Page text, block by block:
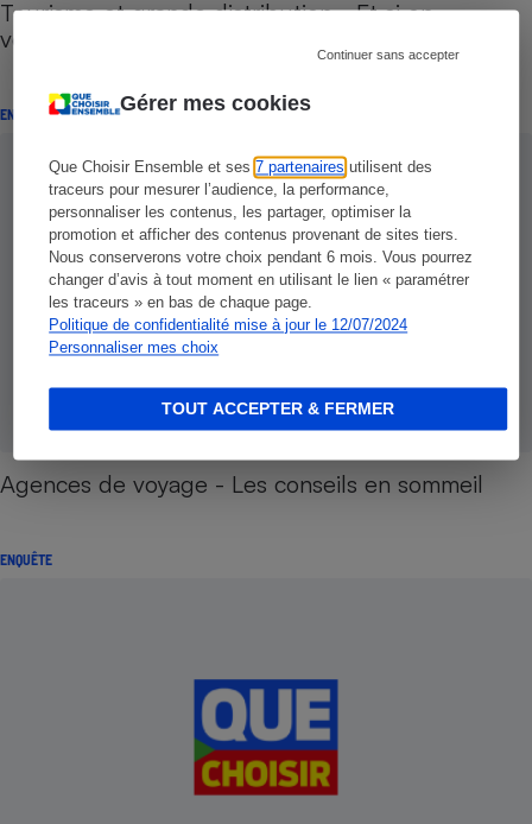
Gérer mes cookies
Que Choisir Ensemble et ses7 partenaires utilisent des
traceurs pour mesurer l’audience, la performance,
personnaliser les contenus, les partager, optimiser la
promotion et afficher des contenus provenant de sites tiers.
Nous conserverons votre choix pendant 6 mois. Vous pourrez
changer d’avis à tout moment en utilisant le lien « paramétrer
les traceurs » en bas de chaque page.
Politique de confidentialité mise à jour le 12/07/2024
Personnaliser mes choix
Continuer sans accepter
TOUT ACCEPTER & FERMER
Tourisme et grande distribution - Et si on
voyageait “hard discount ” ?
ENQUÊTE
Agences de voyage - Les conseils en sommeil
ENQUÊTE